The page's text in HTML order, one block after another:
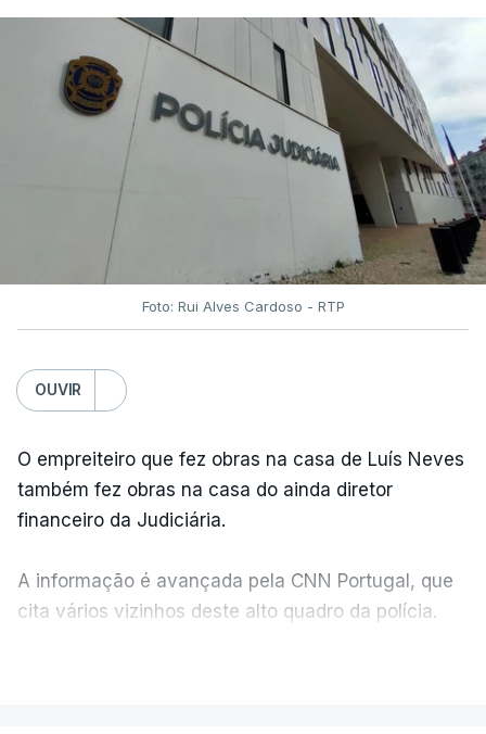
Foto: Rui Alves Cardoso - RTP
OUVIR
O empreiteiro que fez obras na casa de Luís Neves
também fez obras na casa do ainda diretor
financeiro da Judiciária.
A informação é avançada pela CNN Portugal, que
cita vários vizinhos deste alto quadro da polícia.